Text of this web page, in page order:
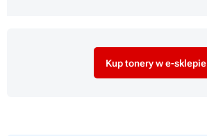
Kup tonery w e-sklepie